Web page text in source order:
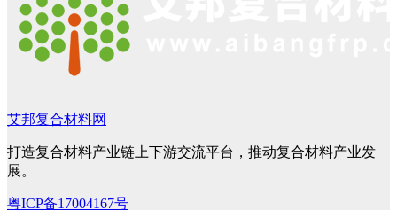
艾邦复合材料网
打造复合材料产业链上下游交流平台，推动复合材料产业发
展。
粤ICP备17004167号